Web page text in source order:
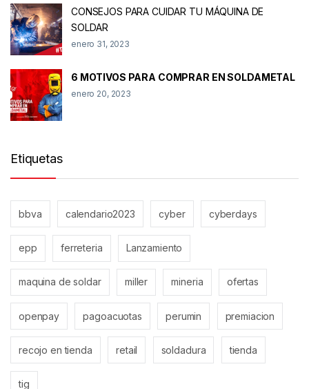
CONSEJOS PARA CUIDAR TU MÁQUINA DE
SOLDAR
enero 31, 2023
6 MOTIVOS PARA COMPRAR EN SOLDAMETAL
enero 20, 2023
Etiquetas
bbva calendario2023 cyber cyberdays
epp ferreteria Lanzamiento
maquina de soldar miller mineria ofertas
openpay pagoacuotas perumin premiacion
recojo en tienda retail soldadura tienda
tig